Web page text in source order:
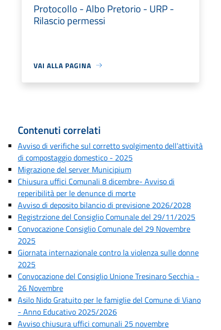
Protocollo - Albo Pretorio - URP -
Rilascio permessi
VAI ALLA PAGINA
Contenuti correlati
Avviso di verifiche sul corretto svolgimento dell’attività
di compostaggio domestico - 2025
Migrazione del server Municipium
Chiusura uffici Comunali 8 dicembre- Avviso di
reperibilità per le denunce di morte
Avviso di deposito bilancio di previsione 2026/2028
Registrzione del Consiglio Comunale del 29/11/2025
Convocazione Consiglio Comunale del 29 Novembre
2025
Giornata internazionale contro la violenza sulle donne
2025
Convocazione del Consiglio Unione Tresinaro Secchia -
26 Novembre
Asilo Nido Gratuito per le famiglie del Comune di Viano
- Anno Educativo 2025/2026
Avviso chiusura uffici comunali 25 novembre